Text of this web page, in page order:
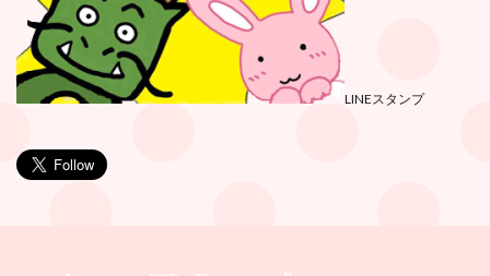
LINEスタンプ